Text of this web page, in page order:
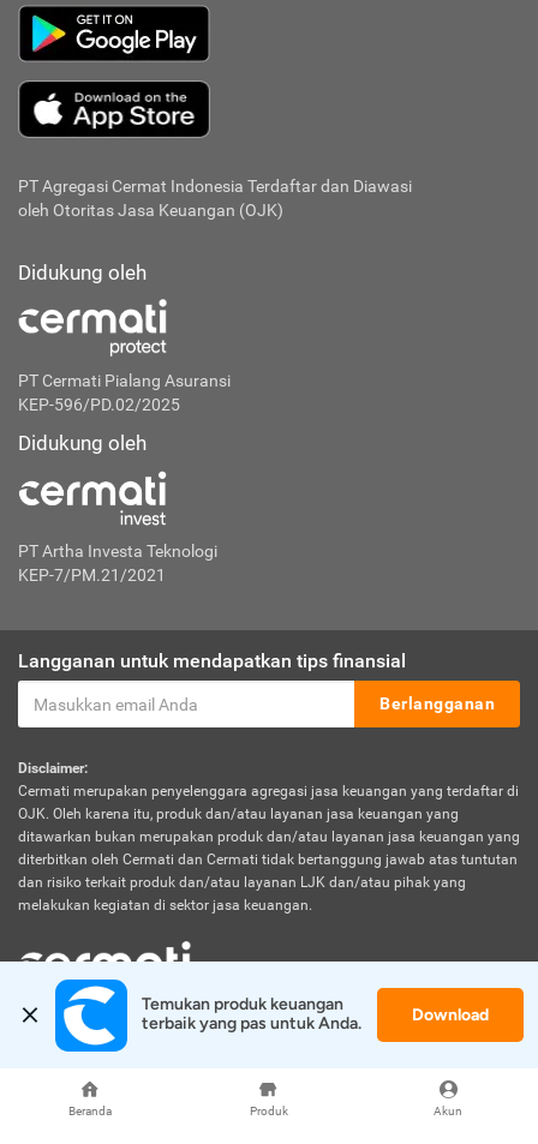
Beranda Produk Akun
PT Agregasi Cermat Indonesia Terdaftar dan Diawasi
oleh Otoritas Jasa Keuangan (OJK)
Didukung oleh
PT Cermati Pialang Asuransi
KEP-596/PD.02/2025
Didukung oleh
PT Artha Investa Teknologi
KEP-7/PM.21/2021
Langganan untuk mendapatkan tips finansial
Berlangganan
Disclaimer:
Cermati merupakan penyelenggara agregasi jasa keuangan yang terdaftar di
OJK. Oleh karena itu, produk dan/atau layanan jasa keuangan yang
ditawarkan bukan merupakan produk dan/atau layanan jasa keuangan yang
diterbitkan oleh Cermati dan Cermati tidak bertanggung jawab atas tuntutan
dan risiko terkait produk dan/atau layanan LJK dan/atau pihak yang
melakukan kegiatan di sektor jasa keuangan.
© 2026 Cermati. All Rights Reserved.
Temukan produk keuangan
terbaik yang pas untuk Anda.
Download